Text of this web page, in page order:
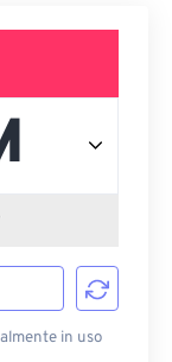
in uso